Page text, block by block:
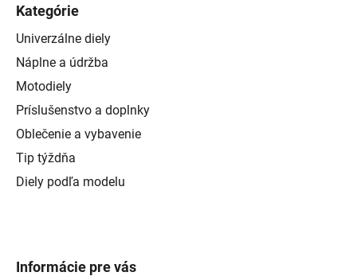
Kategórie
Univerzálne diely
Náplne a údržba
Motodiely
Príslušenstvo a doplnky
Oblečenie a vybavenie
Tip týždňa
Diely podľa modelu
Informácie pre vás